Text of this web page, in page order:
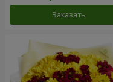
Заказать